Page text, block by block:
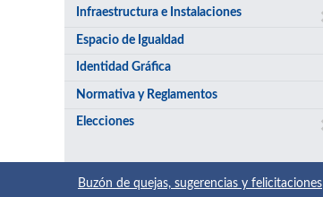
Infraestructura e Instalaciones
Espacio de Igualdad
Identidad Gráfica
Normativa y Reglamentos
Elecciones
Buzón de quejas, sugerencias y felicitaciones